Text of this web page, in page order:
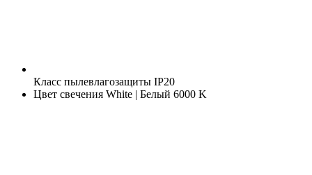
Класс пылевлагозащиты IP20
Цвет свечения White | Белый 6000 K